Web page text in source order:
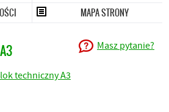
MAPA STRONY
Masz pytanie?
techniczny A3